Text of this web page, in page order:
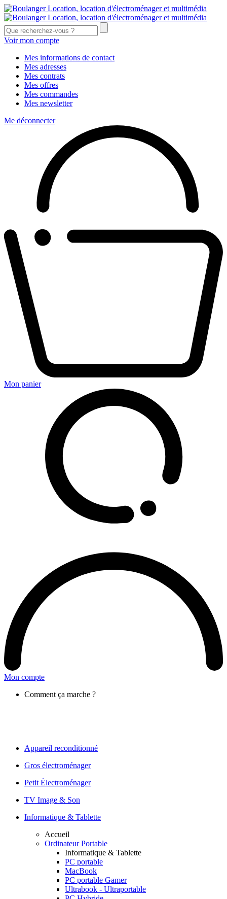
Voir mon compte
Mes informations de contact
Mes adresses
Mes contrats
Mes offres
Mes commandes
Mes newsletter
Me déconnecter
Mon panier
Mon compte
Comment ça marche ?
Appareil reconditionné
Gros électroménager
Petit Électroménager
TV Image & Son
Informatique & Tablette
Accueil
Ordinateur Portable
Informatique & Tablette
PC portable
MacBook
PC portable Gamer
Ultrabook - Ultraportable